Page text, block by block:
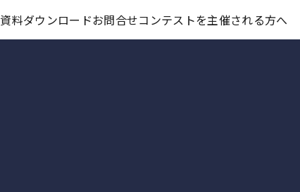
資料ダウンロードお問合せコンテストを主催される方へ